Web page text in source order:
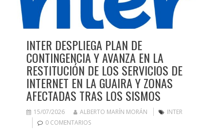
INTER DESPLIEGA PLAN DE
CONTINGENCIA Y AVANZA EN LA
RESTITUCIÓN DE LOS SERVICIOS DE
INTERNET EN LA GUAIRA Y ZONAS
AFECTADAS TRAS LOS SISMOS
15/07/2026 ALBERTO MARÍN MORÁN
INTER
0 COMENTARIOS